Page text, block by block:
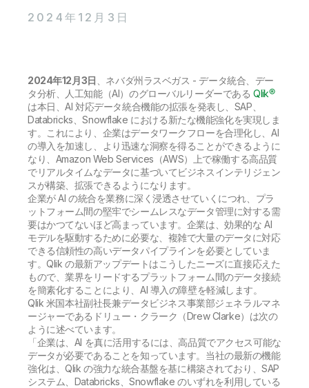
2024年12月3日
2024年12月3日
、ネバダ州ラスベガス - データ統合、デー
タ分析、人工知能（AI）のグローバルリーダーであるQlik®
は本日、AI 対応データ統合機能の拡張を発表し、SAP、
Databricks、Snowflake における新たな機能強化を実現しま
す。これにより、企業はデータワークフローを合理化し、AI
の導入を加速し、より迅速な洞察を得ることができるように
なり、Amazon Web Services（AWS）上で稼働する高品質
でリアルタイムなデータに基づいてビジネスインテリジェン
スが構築、拡張できるようになります。
企業が AI の統合を業務に深く浸透させていくにつれ、プラ
ットフォーム間の堅牢でシームレスなデータ管理に対する需
要はかつてないほど高まっています。企業は、効果的な AI
モデルを駆動するために必要な、複雑で大量のデータに対応
できる信頼性の高いデータパイプラインを必要としていま
す。Qlik の最新アップデートはこうしたニーズに直接応えた
もので、業界をリードするプラットフォーム間のデータ接続
を簡素化することにより、AI 導入の障壁を軽減します。
Qlik 米国本社副社長兼データビジネス事業部ジェネラルマネ
ージャーであるドリュー・クラーク（Drew Clarke）は次の
ように述べています。
「企業は、AI を真に活用するには、高品質でアクセス可能な
データが必要であることを知っています。当社の最新の機能
強化は、Qlik の強力な統合基盤を基に構築されており、SAP
システム、Databricks、Snowflake のいずれを利用している